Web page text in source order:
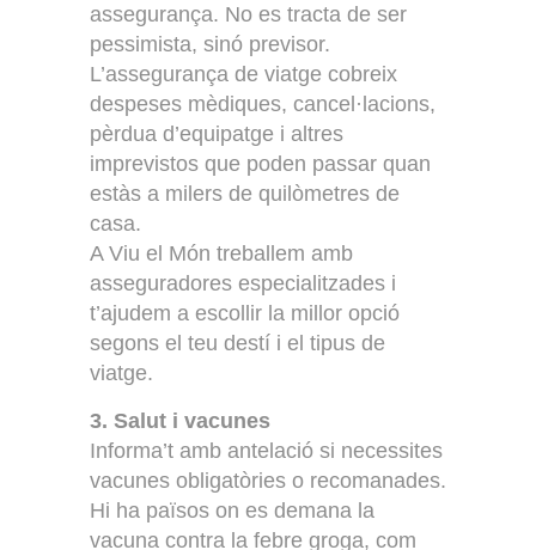
assegurança. No es tracta de ser
pessimista, sinó previsor.
L’assegurança de viatge cobreix
despeses mèdiques, cancel·lacions,
pèrdua d’equipatge i altres
imprevistos que poden passar quan
estàs a milers de quilòmetres de
casa.
A Viu el Món treballem amb
asseguradores especialitzades i
t’ajudem a escollir la millor opció
segons el teu destí i el tipus de
viatge.
3. Salut i vacunes
Informa’t amb antelació si necessites
vacunes obligatòries o recomanades.
Hi ha països on es demana la
vacuna contra la febre groga, com